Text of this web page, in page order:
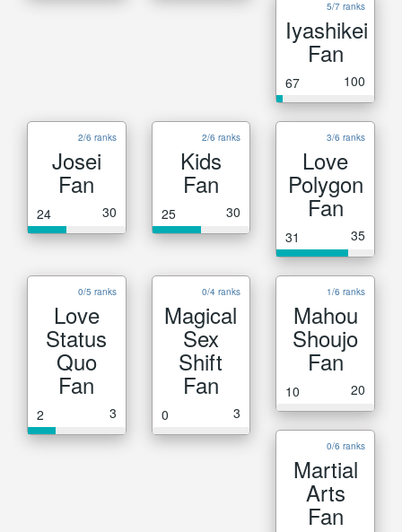
5/7 ranks
Iyashikei
Fan
67 100
2/6 ranks
Josei
Fan
24 30
2/6 ranks
Kids
Fan
25 30
3/6 ranks
Love
Polygon
Fan
31 35
0/5 ranks
Love
Status
Quo
Fan
2 3
0/4 ranks
Magical
Sex
Shift
Fan
0 3
1/6 ranks
Mahou
Shoujo
Fan
10 20
0/6 ranks
Martial
Arts
Fan